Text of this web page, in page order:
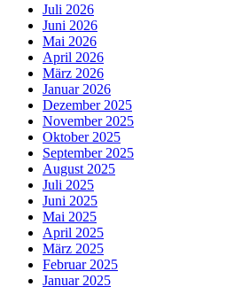
Juli 2026
Juni 2026
Mai 2026
April 2026
März 2026
Januar 2026
Dezember 2025
November 2025
Oktober 2025
September 2025
August 2025
Juli 2025
Juni 2025
Mai 2025
April 2025
März 2025
Februar 2025
Januar 2025